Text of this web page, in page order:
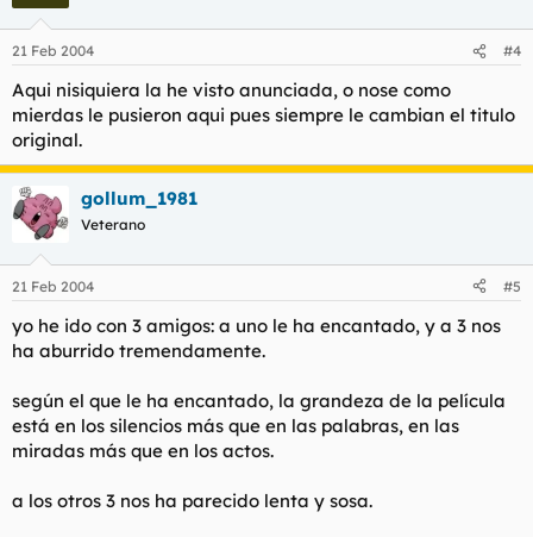
21 Feb 2004 #4
Aqui nisiquiera la he visto anunciada, o nose como
mierdas le pusieron aqui pues siempre le cambian el titulo
original.
gollum_1981
Veterano
21 Feb 2004 #5
yo he ido con 3 amigos: a uno le ha encantado, y a 3 nos
ha aburrido tremendamente.
según el que le ha encantado, la grandeza de la película
está en los silencios más que en las palabras, en las
miradas más que en los actos.
a los otros 3 nos ha parecido lenta y sosa.